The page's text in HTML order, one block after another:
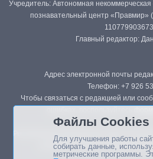
Учредитель: Автономная
познавательный центр
Главный редактор:
Адрес электронной почты
Телефон: +7 926
Чтобы связаться с редакцией или
Републикация материалов сайта в
возможна только с письменного
Файлы Cookies
Для улучшения работы
собирать данные,
метрические программы.